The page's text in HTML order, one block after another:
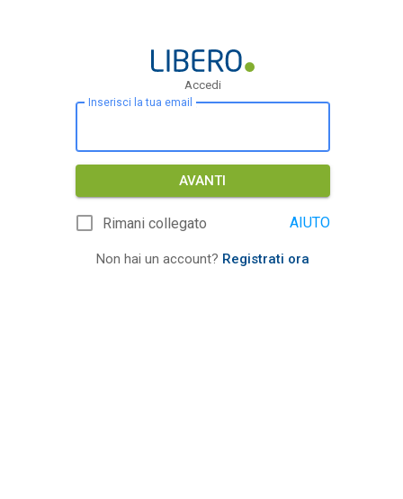
Accedi
Inserisci la tua email
AVANTI
Rimani collegato AIUTO
Non hai un account? Registrati ora